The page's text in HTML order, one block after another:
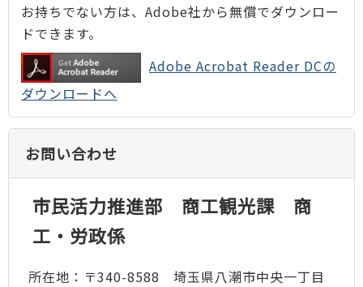
お持ちでない方は、Adobe社から無償でダウンロー
ドできます。
Adobe Acrobat Reader DCの
ダウンロードへ
お問い合わせ
市民活力推進部 商工観光課 商
工・労政係
所在地：〒340-8588 埼玉県八潮市中央一丁目